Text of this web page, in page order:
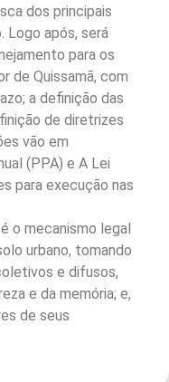
dos principais
Logo após, será
para os
de Quissamã, com
a definição das
de diretrizes
vão em
(PPA) e A Lei
para execução nas
o mecanismo legal
urbano, tomando
e difusos,
e da memória; e,
de seus